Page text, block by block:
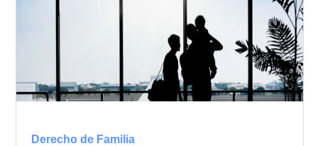
Derecho de Familia